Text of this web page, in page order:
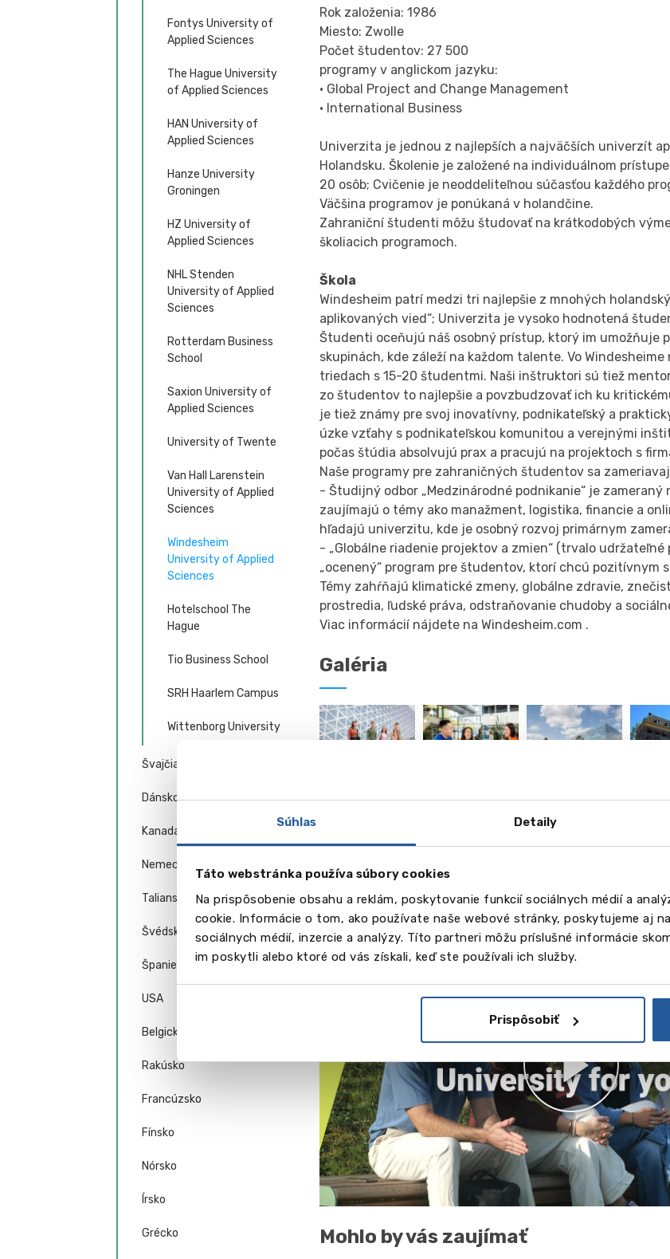
Súhlas Detaily
Táto webstránka používa súbory cookies
Na prispôsobenie obsahu a reklám, poskytovanie funkcií sociálnych médií a
cookie. Informácie o tom, ako používate naše webové stránky, poskytujeme aj
sociálnych médií, inzercie a analýzy. Títo partneri môžu príslušné informácie
im poskytli alebo ktoré od vás získali, keď ste používali ich služby.
Prispôsobiť
Fontys University of
Applied Sciences
The Hague University
of Applied Sciences
HAN University of
Applied Sciences
Hanze University
Groningen
HZ University of
Applied Sciences
NHL Stenden
University of Applied
Sciences
Rotterdam Business
School
Saxion University of
Applied Sciences
University of Twente
Van Hall Larenstein
University of Applied
Sciences
Windesheim
University of Applied
Sciences
Hotelschool The
Hague
Tio Business School
SRH Haarlem Campus
Wittenborg University
Švajčiarsko
Dánsko
Kanada
Nemecko
Taliansko
Švédsko
Španielsko
USA
Belgicko
Rakúsko
Francúzsko
Fínsko
Nórsko
Írsko
Grécko
Rok založenia: 1986
Miesto: Zwolle
Počet študentov: 27 500
programy v anglickom jazyku:
• Global Project and Change Management
• International Business
Univerzita je jednou z najlepších a najväčších univerzít
Holandsku. Školenie je založené na individuálnom
20 osôb; Cvičenie je neoddeliteľnou súčasťou každého
Väčšina programov je ponúkaná v holandčine.
Zahraniční študenti môžu študovať na krátkodobých
školiacich programoch.
Škola
Windesheim patrí medzi tri najlepšie z mnohých
aplikovaných vied“; Univerzita je vysoko hodnotená
Študenti oceňujú náš osobný prístup, ktorý im umožňuje
skupinách, kde záleží na každom talente. Vo
triedach s 15-20 študentmi. Naši inštruktori sú tiež
zo študentov to najlepšie a povzbudzovať ich ku
je tiež známy pre svoj inovatívny, podnikateľský a
úzke vzťahy s podnikateľskou komunitou a verejnými
počas štúdia absolvujú prax a pracujú na projektoch s
Naše programy pre zahraničných študentov sa
- Študijný odbor „Medzinárodné podnikanie“ je zameraný
zaujímajú o témy ako manažment, logistika, financie a
hľadajú univerzitu, kde je osobný rozvoj primárnym
- „Globálne riadenie projektov a zmien“ (trvalo udržateľné
„ocenený“ program pre študentov, ktorí chcú pozitívnym
Témy zahŕňajú klimatické zmeny, globálne zdravie,
prostredia, ľudské práva, odstraňovanie chudoby a
Viac informácií nájdete na Windesheim.com .
Galéria
vēl
Obrázky
Mohlo by vás zaujímať